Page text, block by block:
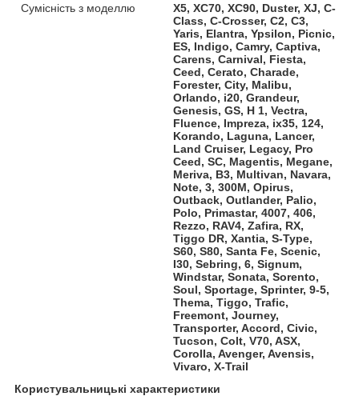
Сумісність з моделлю
X5, XC70, XC90, Duster, XJ, C-
Class, C-Crosser, C2, C3,
Yaris, Elantra, Ypsilon, Picnic,
ES, Indigo, Camry, Captiva,
Carens, Carnival, Fiesta,
Ceed, Cerato, Charade,
Forester, City, Malibu,
Orlando, i20, Grandeur,
Genesis, GS, H 1, Vectra,
Fluence, Impreza, ix35, 124,
Korando, Laguna, Lancer,
Land Cruiser, Legacy, Pro
Ceed, SC, Magentis, Megane,
Meriva, B3, Multivan, Navara,
Note, 3, 300M, Opirus,
Outback, Outlander, Palio,
Polo, Primastar, 4007, 406,
Rezzo, RAV4, Zafira, RX,
Tiggo DR, Xantia, S-Type,
S60, S80, Santa Fe, Scenic,
I30, Sebring, 6, Signum,
Windstar, Sonata, Sorento,
Soul, Sportage, Sprinter, 9-5,
Thema, Tiggo, Trafic,
Freemont, Journey,
Transporter, Accord, Civic,
Tucson, Colt, V70, ASX,
Corolla, Avenger, Avensis,
Vivaro, X-Trail
Користувальницькі характеристики